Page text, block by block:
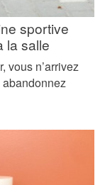
sportive
la salle
vous n’arrivez